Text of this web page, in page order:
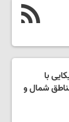
با
شمال و